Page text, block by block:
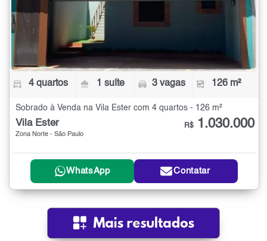
4 quartos 1 suíte 3 vagas 126 m²
Sobrado à Venda na Vila Ester com 4 quartos - 126 m²
Vila Ester
Zona Norte - São Paulo
R$ 1.030.000
WhatsApp Contatar